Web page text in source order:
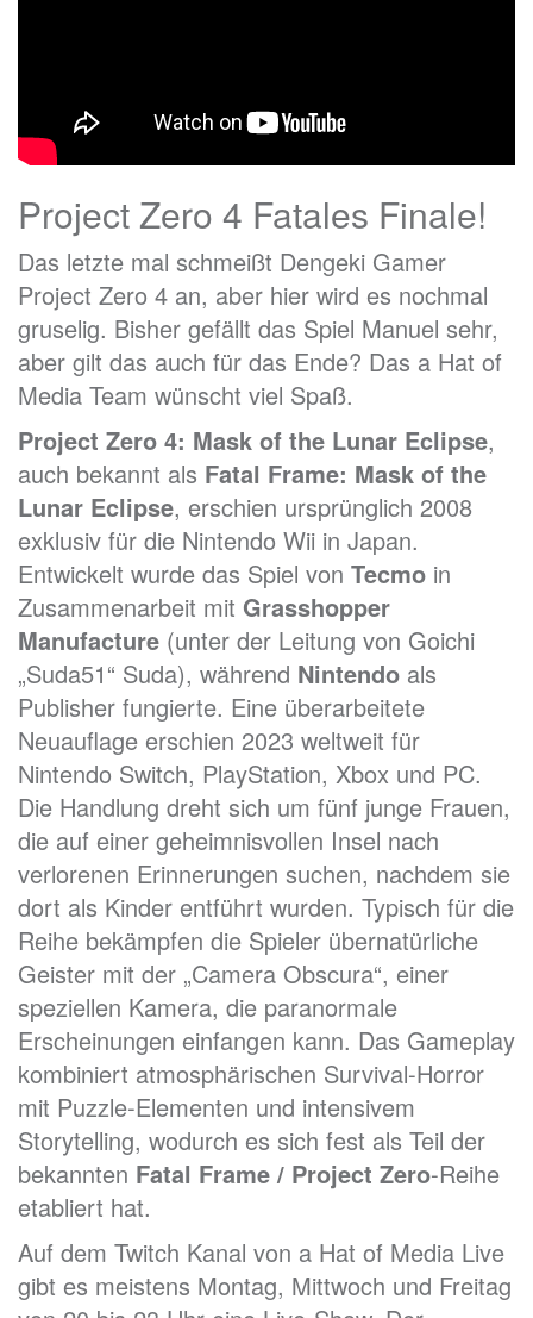
Project Zero 4 Fatales Finale!
Das letzte mal schmeißt Dengeki Gamer
Project Zero 4 an, aber hier wird es nochmal
gruselig. Bisher gefällt das Spiel Manuel sehr,
aber gilt das auch für das Ende? Das a Hat of
Media Team wünscht viel Spaß.
Project Zero 4: Mask of the Lunar Eclipse,
auch bekannt als Fatal Frame: Mask of the
Lunar Eclipse, erschien ursprünglich 2008
exklusiv für die Nintendo Wii in Japan.
Entwickelt wurde das Spiel von Tecmo in
Zusammenarbeit mit Grasshopper
Manufacture (unter der Leitung von Goichi
„Suda51“ Suda), während Nintendo als
Publisher fungierte. Eine überarbeitete
Neuauflage erschien 2023 weltweit für
Nintendo Switch, PlayStation, Xbox und PC.
Die Handlung dreht sich um fünf junge Frauen,
die auf einer geheimnisvollen Insel nach
verlorenen Erinnerungen suchen, nachdem sie
dort als Kinder entführt wurden. Typisch für die
Reihe bekämpfen die Spieler übernatürliche
Geister mit der „Camera Obscura“, einer
speziellen Kamera, die paranormale
Erscheinungen einfangen kann. Das Gameplay
kombiniert atmosphärischen Survival-Horror
mit Puzzle-Elementen und intensivem
Storytelling, wodurch es sich fest als Teil der
bekannten Fatal Frame / Project Zero-Reihe
etabliert hat.
Auf dem Twitch Kanal von a Hat of Media Live
gibt es meistens Montag, Mittwoch und Freitag